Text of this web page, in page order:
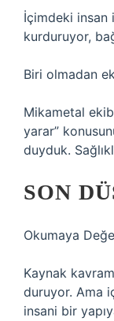
İçimdeki insan
kurduruyor,
Biri olmadan
Mikametal
yarar”
duyduk.
SON
Okumaya
Kaynak
duruyor. Ama
insani bir